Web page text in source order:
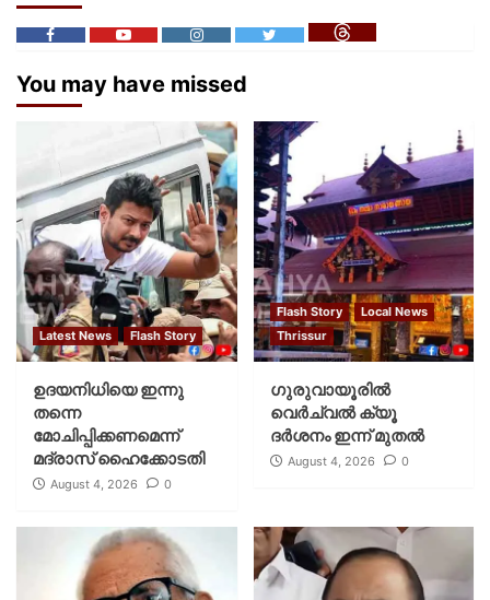
You may have missed
Latest News Flash Story
ഉദയനിധിയെ ഇന്നു
തന്നെ
മോചിപ്പിക്കണമെന്ന്
മദ്രാസ് ഹൈക്കോടതി
August 4, 2026 0
Flash Story
Local News
Thrissur
ഗുരുവായൂരില്‍
വെര്‍ച്വല്‍ ക്യൂ
ദര്‍ശനം ഇന്ന് മുതല്‍
August 4, 2026 0